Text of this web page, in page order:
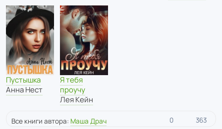
Пустышка
Анна Нест
Я тебя
проучу
Лея Кейн
Все книги автора: Маша Драч 0 363